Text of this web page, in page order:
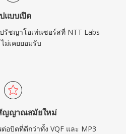
รับการเผยแพร่เสียงบนเว็บ
ก็บถาวร
แบบเปิด
ชญาโอเพ่นซอร์สที่ NTT Labs
ม่เคยยอมรับ
ญญาณสมัยใหม่
อบิตที่ดีกว่าทั้ง VQF และ MP3